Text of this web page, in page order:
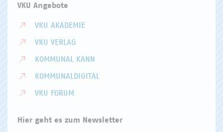
VKU Angebote
VKU AKADEMIE
VKU VERLAG
KOMMUNAL KANN
KOMMUNALDIGITAL
VKU FORUM
Hier geht es zum Newsletter